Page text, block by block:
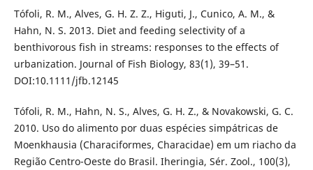
Tófoli, R. M., Alves, G. H. Z. Z., Higuti, J., Cunico, A. M., &
Hahn, N. S. 2013. Diet and feeding selectivity of a
benthivorous fish in streams: responses to the effects of
urbanization. Journal of Fish Biology, 83(1), 39–51.
DOI:10.1111/jfb.12145
Tófoli, R. M., Hahn, N. S., Alves, G. H. Z., & Novakowski, G. C.
2010. Uso do alimento por duas espécies simpátricas de
Moenkhausia (Characiformes, Characidae) em um riacho da
Região Centro-Oeste do Brasil. Iheringia, Sér. Zool., 100(3),